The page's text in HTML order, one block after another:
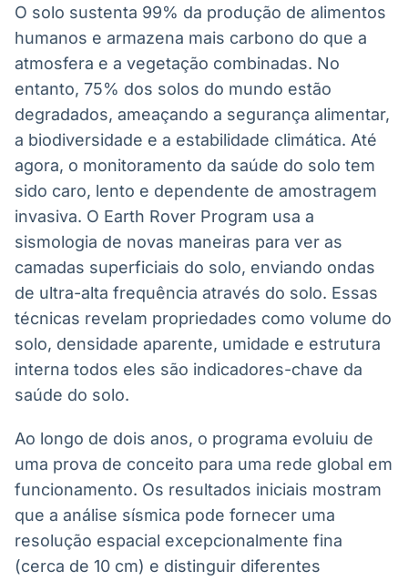
Tecnologia
Broadcast
Radar
Monitoramento
inteligente de
notícias e
conteúdos
Broadcast
Fundos
A melhor
plataforma para
de investimento
no Brasil
IA BroadFast
Gestão de
Investimentos
Em breve
Tokenização
de ativos
Em breve
Crédito
Em breve
O solo sustenta 99% da produção de alimentos
humanos e armazena mais carbono do que a
atmosfera e a vegetação combinadas. No
entanto, 75% dos solos do mundo estão
degradados, ameaçando a segurança alimentar,
a biodiversidade e a estabilidade climática. Até
agora, o monitoramento da saúde do solo tem
sido caro, lento e dependente de amostragem
invasiva. O Earth Rover Program usa a
sismologia de novas maneiras para ver as
camadas superficiais do solo, enviando ondas
de ultra-alta frequência através do solo. Essas
técnicas revelam propriedades como volume do
solo, densidade aparente, umidade e estrutura
interna todos eles são indicadores-chave da
saúde do solo.
Ao longo de dois anos, o programa evoluiu de
uma prova de conceito para uma rede global em
funcionamento. Os resultados iniciais mostram
que a análise sísmica pode fornecer uma
resolução espacial excepcionalmente fina
(cerca de 10 cm) e distinguir diferentes